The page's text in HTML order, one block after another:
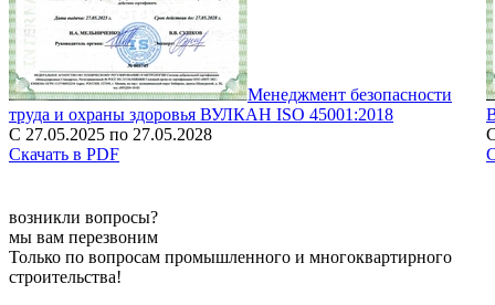
Менеджмент безопасности
труда и охраны здоровья ВУЛКАН ISO 45001:2018
С 27.05.2025 по 27.05.2028
Скачать в PDF
возникли вопросы?
мы вам перезвоним
Только по вопросам промышленного и многоквартирного
строительства!